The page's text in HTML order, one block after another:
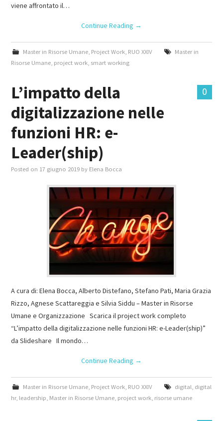
viene affrontato il…
Continue Reading →
Master in Risorse Umane, Project Work, RUO XXIV
Master in
Risorse Umane project work smart working
0
L’impatto della
digitalizzazione nelle
funzioni HR: e-
Leader(ship)
Posted on 17 giugno 2019 by Elena Bocca
A cura di: Elena Bocca, Alberto Distefano, Stefano Pati, Maria Grazia
Rizzo, Agnese Scattareggia e Silvia Siddu – Master in Risorse
Umane e Organizzazione Scarica il project work completo
“L’impatto della digitalizzazione nelle funzioni HR: e-Leader(ship)”
da Slideshare Il mondo…
Continue Reading →
Master in Risorse Umane, Project Work, RUO XXIV digital digital
hr, leadership Master in Risorse Umane project work risorse umane